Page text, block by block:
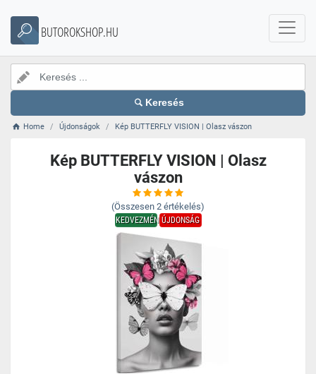
BUTOROKSHOP.HU
Keresés
Home Újdonságok Kép BUTTERFLY VISION | Olasz vászon
Kép BUTTERFLY VISION | Olasz
vászon
(Összesen 2 értékelés)
KEDVEZMÉNYÚJDONSÁG